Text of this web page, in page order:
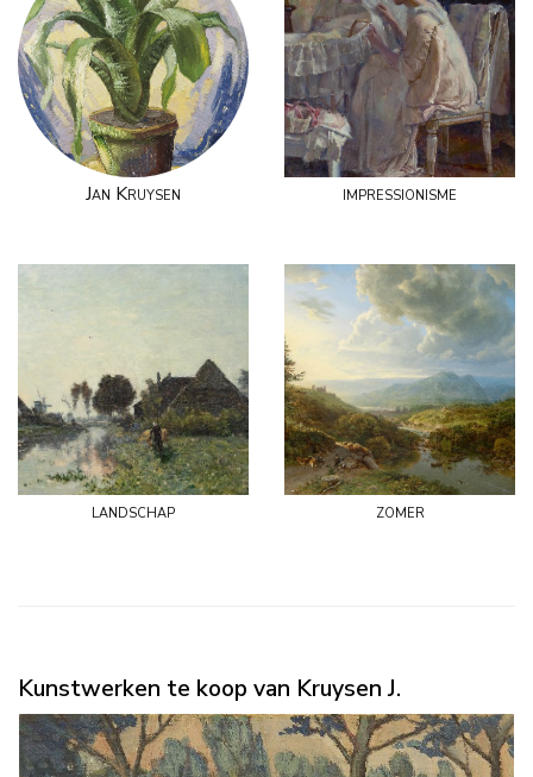
Jan Kruysen impressionisme
landschap zomer
Kunstwerken te koop van Kruysen J.